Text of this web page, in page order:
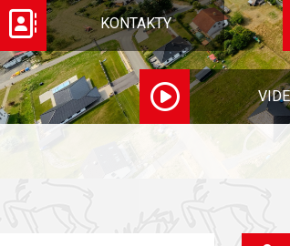
KONTAKTY